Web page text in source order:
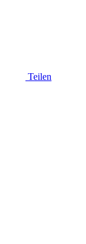
Teilen